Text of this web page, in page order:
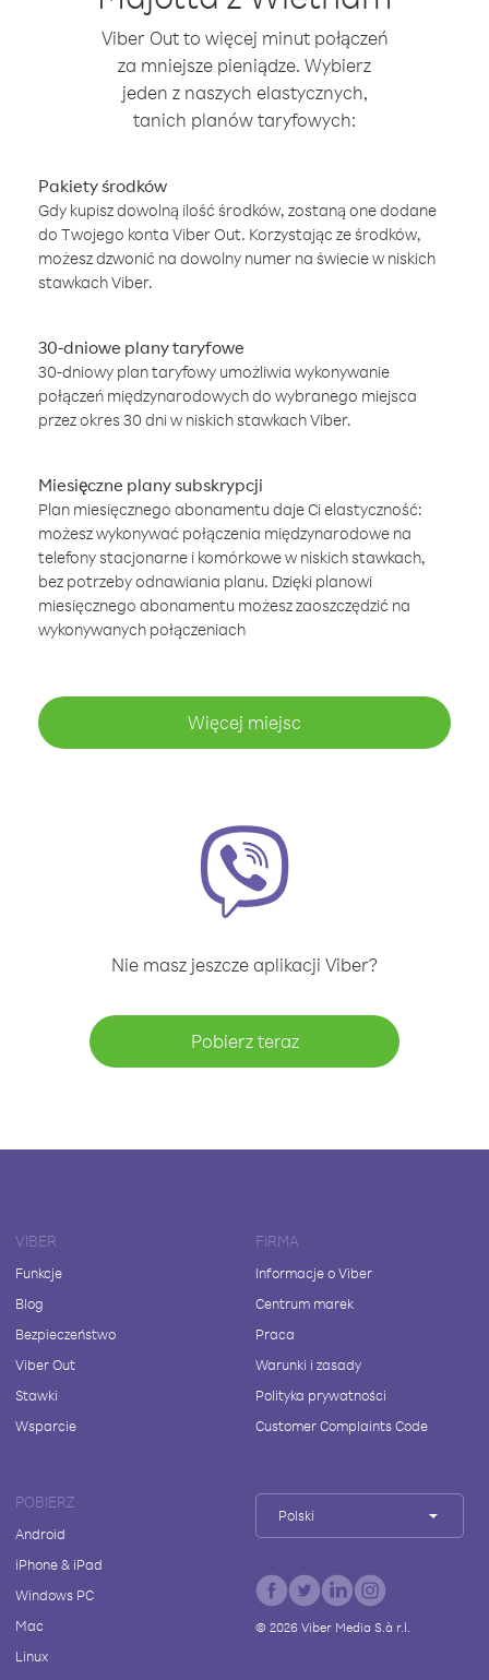
Viber Out to więcej minut połączeń
za mniejsze pieniądze. Wybierz
jeden z naszych elastycznych,
tanich planów taryfowych:
Pakiety środków
Gdy kupisz dowolną ilość środków, zostaną one dodane
do Twojego konta Viber Out. Korzystając ze środków,
możesz dzwonić na dowolny numer na świecie w niskich
stawkach Viber.
30-dniowe plany taryfowe
30-dniowy plan taryfowy umożliwia wykonywanie
połączeń międzynarodowych do wybranego miejsca
przez okres 30 dni w niskich stawkach Viber.
Miesięczne plany subskrypcji
Plan miesięcznego abonamentu daje Ci elastyczność:
możesz wykonywać połączenia międzynarodowe na
telefony stacjonarne i komórkowe w niskich stawkach,
bez potrzeby odnawiania planu. Dzięki planowi
miesięcznego abonamentu możesz zaoszczędzić na
wykonywanych połączeniach
Więcej miejsc
Nie masz jeszcze aplikacji Viber?
Pobierz teraz
VIBER
Funkcje
Blog
Bezpieczeństwo
Viber Out
Stawki
Wsparcie
FIRMA
Informacje o Viber
Centrum marek
Praca
Warunki i zasady
Polityka prywatności
Customer Complaints Code
POBIERZ
Android
iPhone & iPad
Windows PC
Mac
Linux
Polski
© 2026Viber Media S.à r.l.